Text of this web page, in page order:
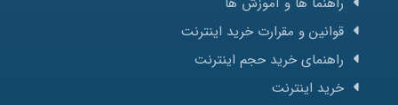
قوانین و مقرارت خرید اینترنت
راهنمای خرید حجم اینترنت
خرید اینترنت